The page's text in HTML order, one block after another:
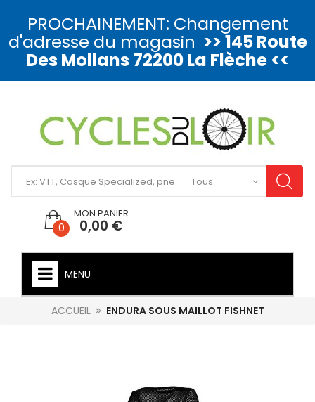
PROCHAINEMENT: Changement
d'adresse du magasin >> 145 Route
Des Mollans 72200 La Flèche <<
0
MON PANIER
0,00 €
MENU
ACCUEIL ENDURA SOUS MAILLOT FISHNET